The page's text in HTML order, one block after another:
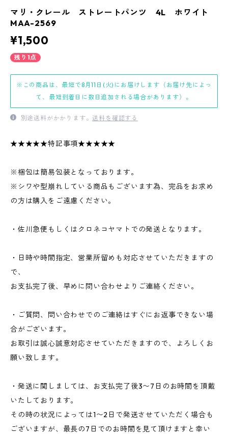
マリ・クレール ストレートパンツ 4L ホワイト
MAA-2569
¥1,500
残り1点
※この商品は、最短で8月11日(火)にお届けします（お届け先によっ
て、最短到着日に数日追加される場合があります）。
別途送料がかかります。送料を確認する
★★★★★特記事項★★★★★
※梱包は簡易包装となっております。
※シワや型崩れしている商品もございます為、完品をお求め
の方は購入をご遠慮ください。
・佐川急便もしくはクロネコヤマトでの発送となります。
・日時や時間指定、営業所留めも対応させていただきますの
で、
お支払完了後、早めに問い合わせよりご連絡ください。
・ご質問、問い合わせでのご連絡はすぐにお返事できない場
合がございます。
お取引は誠心誠意対応させていただきますので、よろしくお
願い致します。
・発送に関しましては、お支払完了後3〜7日のお時間を頂戴
いたしております。
その時の状況によっては1〜2日で発送させていただく場合も
ございますが、最長の7日でのお時間を見て頂けますと幸い